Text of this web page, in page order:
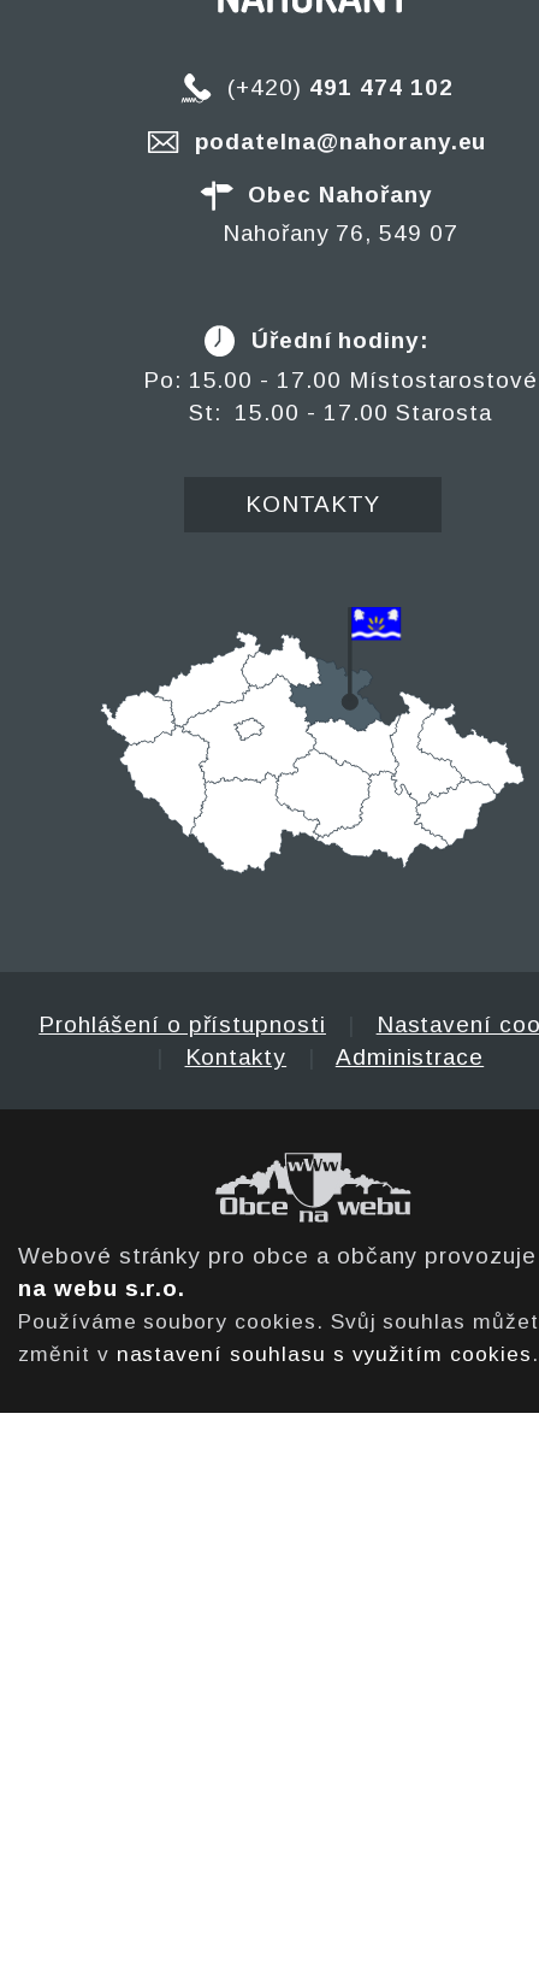
(+420) 491 474 102
podatelna@nahorany.eu
Obec Nahořany
Nahořany 76, 549 07
Úřední hodiny:
Po: 15.00 - 17.00 Místostarostové
St: 15.00 - 17.00 Starosta
KONTAKTY
Prohlášení o přístupnosti
Nastavení
Kontakty Administrace
Webové stránky pro obce a občany
na webu s.r.o.
Používáme soubory cookies. Svůj souhlas
změnit v nastavení souhlasu s využitím cookies .